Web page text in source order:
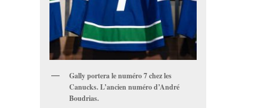
Gally portera le numéro 7 chez les
Canucks. L’ancien numéro d’André
Boudrias.